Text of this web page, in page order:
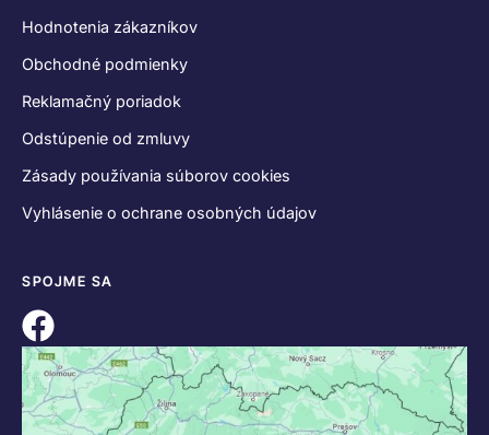
Hodnotenia zákazníkov
Obchodné podmienky
Reklamačný poriadok
Odstúpenie od zmluvy
Zásady používania súborov cookies
Vyhlásenie o ochrane osobných údajov
SPOJME SA